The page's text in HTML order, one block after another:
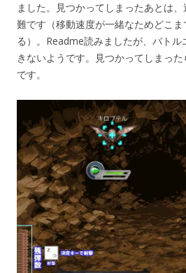
ました。見つかってしまったあとは
難です（移動速度が一緒なためどこま
る）。Readme読みましたが、バト
きないようです。見つかってしまっ
です。